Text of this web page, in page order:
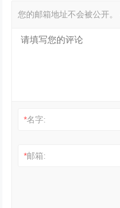
您的邮箱地址不会被公开。
*名字:
*邮箱: